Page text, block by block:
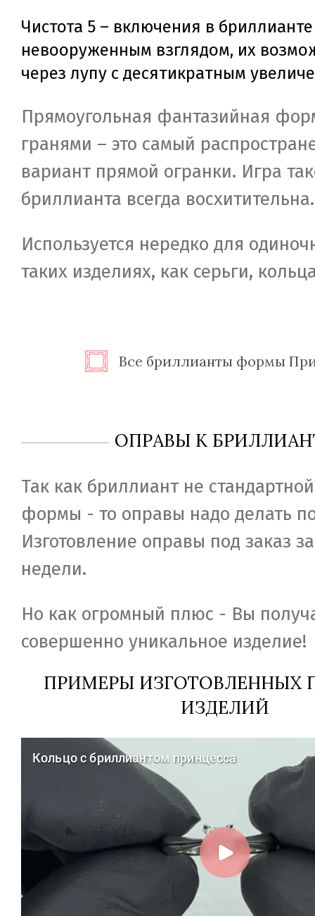
Чистота 5 – включения в
невооруженным взглядом, их
через лупу с десятикратным
Прямоугольная фантазийная
гранями – это самый
вариант прямой огранки. Игра
бриллианта всегда восхитительна.
Используется нередко для
таких изделиях, как серьги,
Все бриллианты формы
ОПРАВЫ К
Так как бриллиант не
формы - то оправы надо делать
Изготовление оправы под заказ
недели.
Но как огромный плюс - Вы
совершенно уникальное изделие!
ПРИМЕРЫ ИЗГОТОВЛЕННЫХ
ИЗДЕЛИЙ